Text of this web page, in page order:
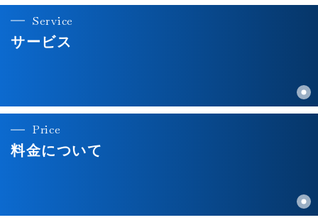
Service
サービス
Price
料金について